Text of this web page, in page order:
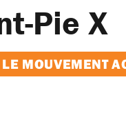
Pie X
LE MOUVEMENT